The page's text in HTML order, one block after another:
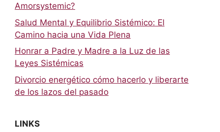
Amorsystemic?
Salud Mental y Equilibrio Sistémico: El
Camino hacia una Vida Plena
Honrar a Padre y Madre a la Luz de las
Leyes Sistémicas
Divorcio energético cómo hacerlo y liberarte
de los lazos del pasado
LINKS